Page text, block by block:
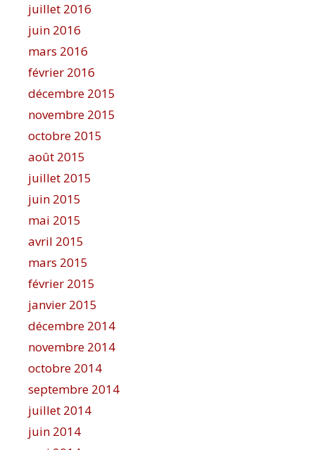
juillet 2016
juin 2016
mars 2016
février 2016
décembre 2015
novembre 2015
octobre 2015
août 2015
juillet 2015
juin 2015
mai 2015
avril 2015
mars 2015
février 2015
janvier 2015
décembre 2014
novembre 2014
octobre 2014
septembre 2014
juillet 2014
juin 2014